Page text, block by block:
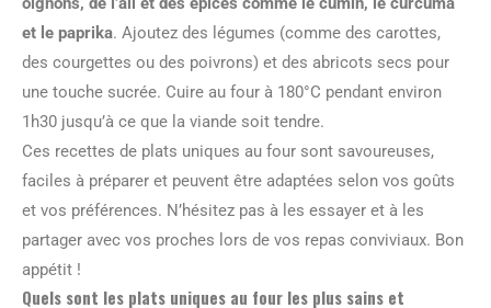
et le paprika. Ajoutez des légumes (comme des carottes,
des courgettes ou des poivrons) et des abricots secs pour
une touche sucrée. Cuire au four à 180°C pendant environ
1h30 jusqu’à ce que la viande soit tendre.
Ces recettes de plats uniques au four sont savoureuses,
faciles à préparer et peuvent être adaptées selon vos goûts
et vos préférences. N’hésitez pas à les essayer et à les
partager avec vos proches lors de vos repas conviviaux. Bon
appétit !
Quels sont les plats uniques au four les plus sains et